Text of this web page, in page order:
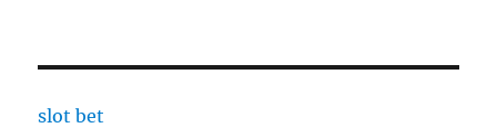
slot bet